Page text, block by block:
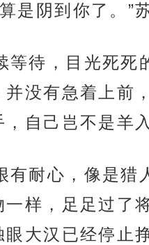
是阴到你了。”
等待，目光死死
并没有急着上前
，自己岂不是羊
有耐心，像是猎
一样，足足过了
眼大汉已经停止